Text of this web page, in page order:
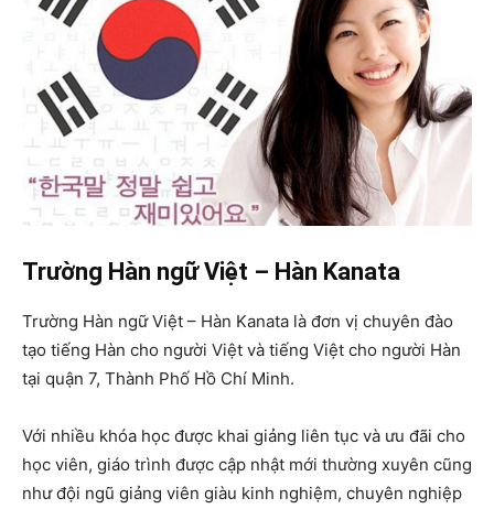
Trường Hàn ngữ Việt – Hàn Kanata
Trường Hàn ngữ Việt – Hàn Kanata là đơn vị chuyên đào
tạo tiếng Hàn cho người Việt và tiếng Việt cho người Hàn
tại quận 7, Thành Phố Hồ Chí Minh.
Với nhiều khóa học được khai giảng liên tục và ưu đãi cho
học viên, giáo trình được cập nhật mới thường xuyên cũng
như đội ngũ giảng viên giàu kinh nghiệm, chuyên nghiệp